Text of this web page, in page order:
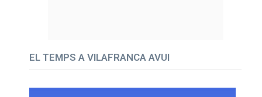
EL TEMPS A VILAFRANCA AVUI